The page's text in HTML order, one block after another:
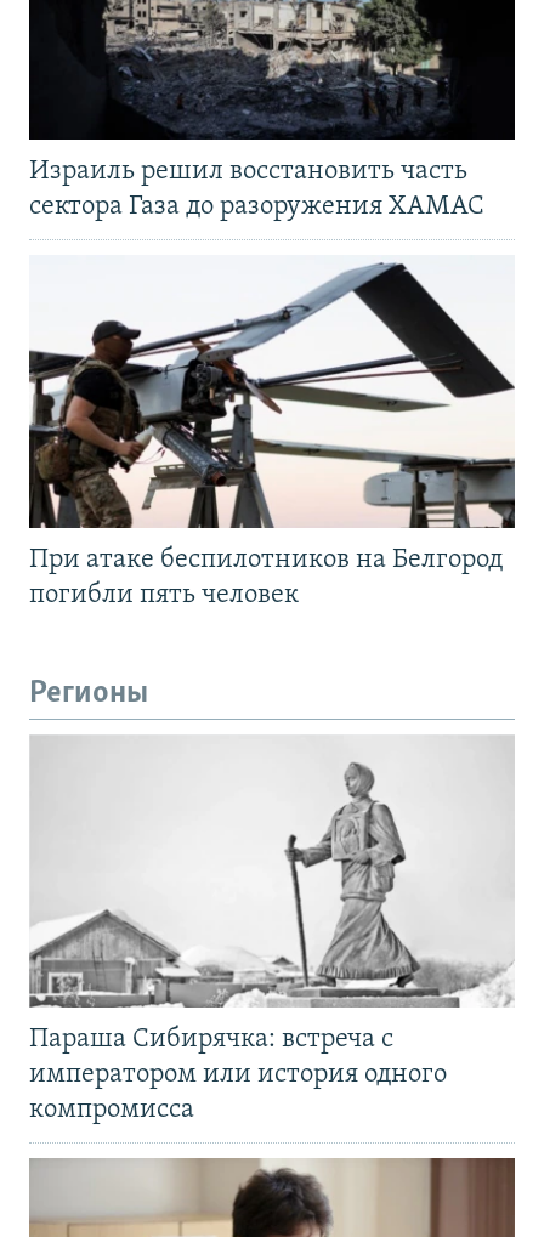
Израиль решил восстановить часть
сектора Газа до разоружения ХАМАС
При атаке беспилотников на Белгород
погибли пять человек
Регионы
Параша Сибирячка: встреча с
императором или история одного
компромисса